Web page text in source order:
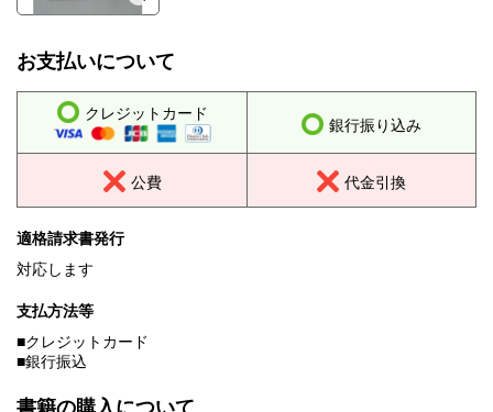
お支払いについて
クレジットカード
銀行振り込み
公費 代金引換
適格請求書発行
対応します
支払方法等
■クレジットカード
■銀行振込